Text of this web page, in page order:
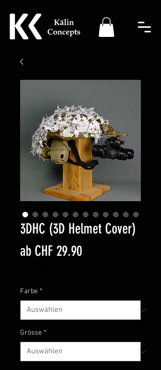
3DHC (3D Helmet Cover)
ab CHF 29.90Sale-
Farbe *
Grösse *